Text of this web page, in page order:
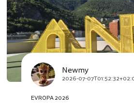
Newmy
2026-07-
EVROPA 2026